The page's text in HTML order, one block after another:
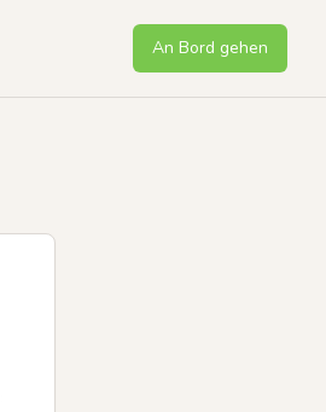
An Bord gehen